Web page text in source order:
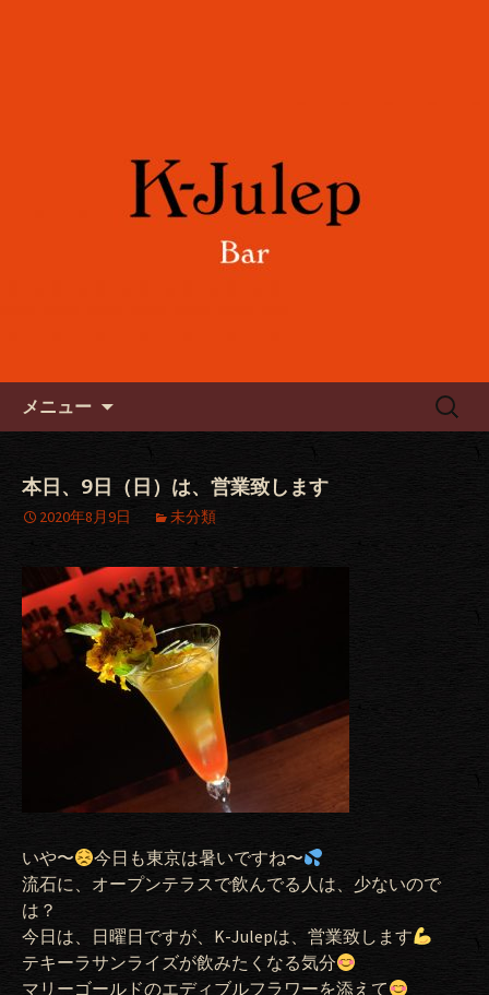
メニュー
検
本日、9日（日）は、営業致します
2020年8月9日 未分類
いや〜
今日も東京は暑いですね〜
流石に、オープンテラスで飲んでる人は、少ないので
は？
今日は、日曜日ですが、K-Julepは、営業致します
テキーラサンライズが飲みたくなる気分
マリーゴールドのエディブルフラワーを添えて